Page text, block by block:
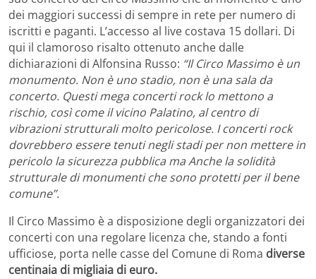
dei maggiori successi di sempre in rete per numero di
iscritti e paganti. L’accesso al live costava 15 dollari. Di
qui il clamoroso risalto ottenuto anche dalle
dichiarazioni di Alfonsina Russo: “Il Circo Massimo è un
monumento. Non è uno stadio, non è una sala da
concerto. Questi mega concerti rock lo mettono a
rischio, così come il vicino Palatino, al centro di
vibrazioni strutturali molto pericolose. I concerti rock
dovrebbero essere tenuti negli stadi per non mettere in
pericolo la sicurezza pubblica ma Anche la solidità
strutturale di monumenti che sono protetti per il bene
comune”.
Il Circo Massimo è a disposizione degli organizzatori dei
concerti con una regolare licenza che, stando a fonti
ufficiose, porta nelle casse del Comune di Roma diverse
centinaia di migliaia di euro.